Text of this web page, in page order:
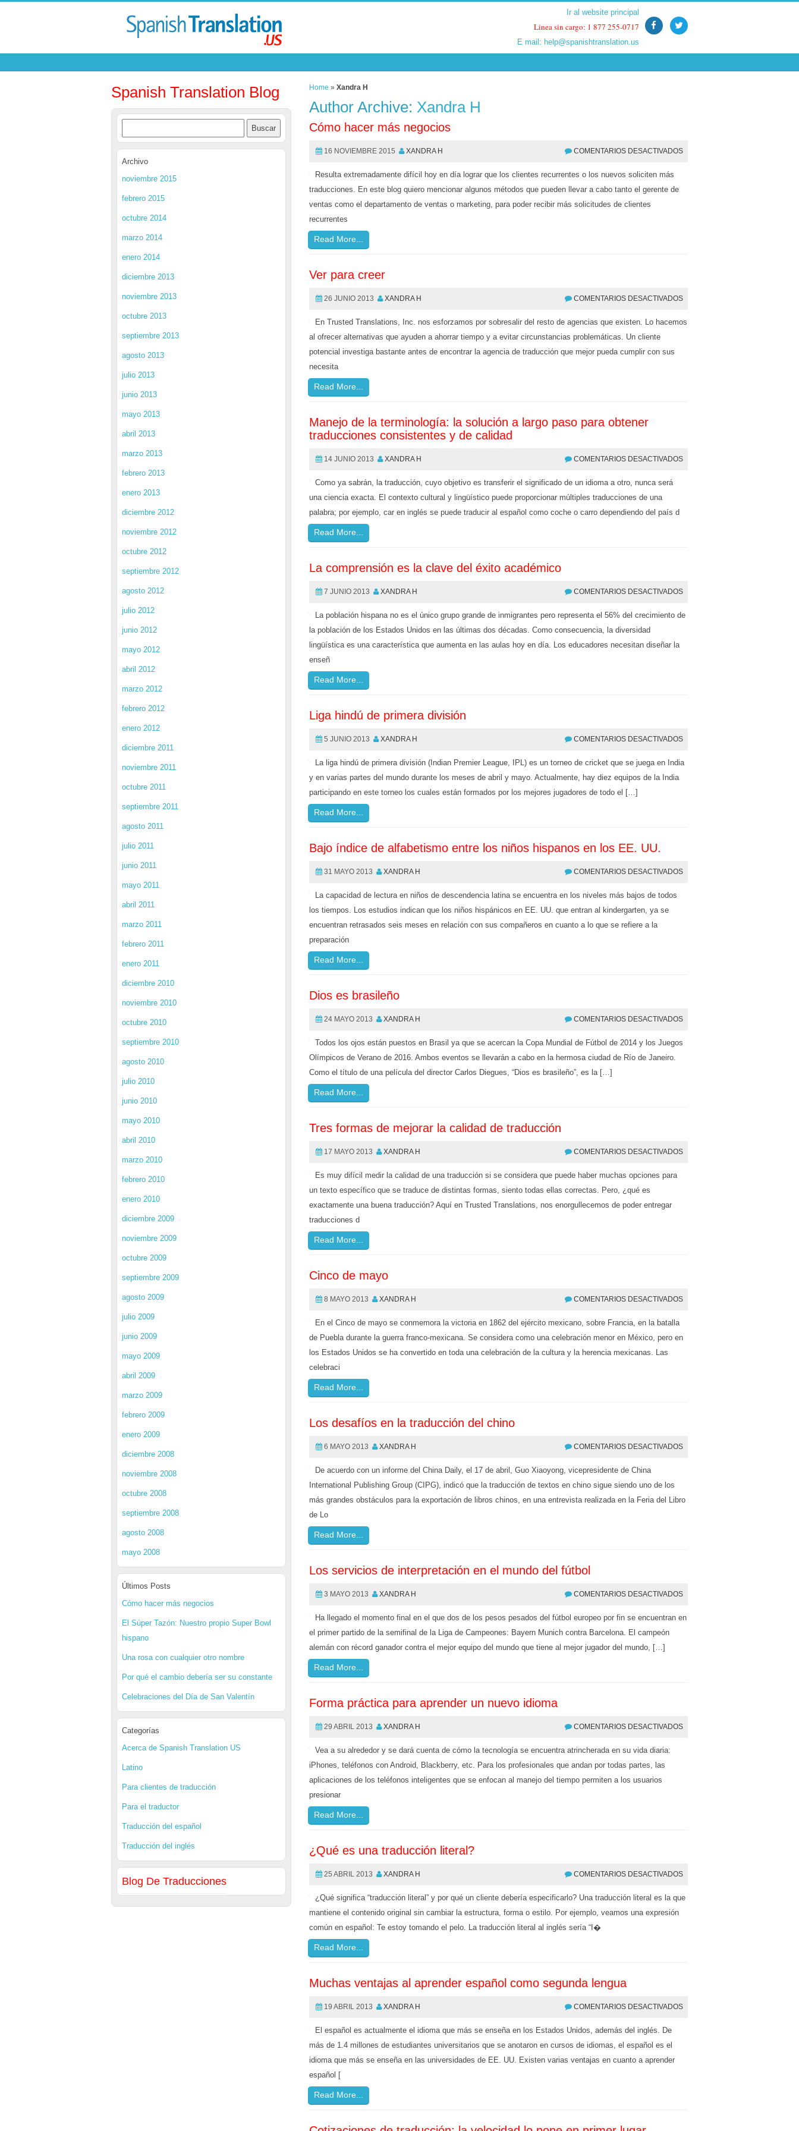
Ir al website principal
Linea sin cargo: 1 877 255-0717
E mail: help@spanishtranslation.us
Ir al website principal
Linea sin cargo: 1 877 255-0717
E mail: help@spanishtranslation.us
Spanish Translation Blog
Archivo
noviembre 2015
febrero 2015
octubre 2014
marzo 2014
enero 2014
diciembre 2013
noviembre 2013
octubre 2013
septiembre 2013
agosto 2013
julio 2013
junio 2013
mayo 2013
abril 2013
marzo 2013
febrero 2013
enero 2013
diciembre 2012
noviembre 2012
octubre 2012
septiembre 2012
agosto 2012
julio 2012
junio 2012
mayo 2012
abril 2012
marzo 2012
febrero 2012
enero 2012
diciembre 2011
noviembre 2011
octubre 2011
septiembre 2011
agosto 2011
julio 2011
junio 2011
mayo 2011
abril 2011
marzo 2011
febrero 2011
enero 2011
diciembre 2010
noviembre 2010
octubre 2010
septiembre 2010
agosto 2010
julio 2010
junio 2010
mayo 2010
abril 2010
marzo 2010
febrero 2010
enero 2010
diciembre 2009
noviembre 2009
octubre 2009
septiembre 2009
agosto 2009
julio 2009
junio 2009
mayo 2009
abril 2009
marzo 2009
febrero 2009
enero 2009
diciembre 2008
noviembre 2008
octubre 2008
septiembre 2008
agosto 2008
mayo 2008
Últimos Posts
Cómo hacer más negocios
El Súper Tazón: Nuestro propio Super Bowl
hispano
Una rosa con cualquier otro nombre
Por qué el cambio debería ser su constante
Celebraciones del Día de San Valentín
Categorías
Acerca de Spanish Translation US
Latino
Para clientes de traducción
Para el traductor
Traducción del español
Traducción del inglés
Blog De Traducciones
Home »Xandra H
Author Archive:Xandra H
Cómo hacer más negocios
16 NOVIEMBRE 2015 XANDRA H COMENTARIOS DESACTIVADOS
Resulta extremadamente difícil hoy en día lograr que los clientes recurrentes o los nuevos soliciten más
traducciones. En este blog quiero mencionar algunos métodos que pueden llevar a cabo tanto el gerente de
ventas como el departamento de ventas o marketing, para poder recibir más solicitudes de clientes
recurrentes
Read More...
Ver para creer
26 JUNIO 2013 XANDRA H COMENTARIOS DESACTIVADOS
En Trusted Translations, Inc. nos esforzamos por sobresalir del resto de agencias que existen. Lo hacemos
al ofrecer alternativas que ayuden a ahorrar tiempo y a evitar circunstancias problemáticas. Un cliente
potencial investiga bastante antes de encontrar la agencia de traducción que mejor pueda cumplir con sus
necesita
Read More...
Manejo de la terminología: la solución a largo paso para obtener
traducciones consistentes y de calidad
14 JUNIO 2013 XANDRA H COMENTARIOS DESACTIVADOS
Como ya sabrán, la traducción, cuyo objetivo es transferir el significado de un idioma a otro, nunca será
una ciencia exacta. El contexto cultural y lingüístico puede proporcionar múltiples traducciones de una
palabra; por ejemplo, car en inglés se puede traducir al español como coche o carro dependiendo del país d
Read More...
La comprensión es la clave del éxito académico
7 JUNIO 2013 XANDRA H COMENTARIOS DESACTIVADOS
La población hispana no es el único grupo grande de inmigrantes pero representa el 56% del crecimiento de
la población de los Estados Unidos en las últimas dos décadas. Como consecuencia, la diversidad
lingüística es una característica que aumenta en las aulas hoy en día. Los educadores necesitan diseñar la
enseñ
Read More...
Liga hindú de primera división
5 JUNIO 2013 XANDRA H COMENTARIOS DESACTIVADOS
La liga hindú de primera división (Indian Premier League, IPL) es un torneo de cricket que se juega en India
y en varias partes del mundo durante los meses de abril y mayo. Actualmente, hay diez equipos de la India
participando en este torneo los cuales están formados por los mejores jugadores de todo el […]
Read More...
Bajo índice de alfabetismo entre los niños hispanos en los EE. UU.
31 MAYO 2013 XANDRA H COMENTARIOS DESACTIVADOS
La capacidad de lectura en niños de descendencia latina se encuentra en los niveles más bajos de todos
los tiempos. Los estudios indican que los niños hispánicos en EE. UU. que entran al kindergarten, ya se
encuentran retrasados seis meses en relación con sus compañeros en cuanto a lo que se refiere a la
preparación
Read More...
Dios es brasileño
24 MAYO 2013 XANDRA H COMENTARIOS DESACTIVADOS
Todos los ojos están puestos en Brasil ya que se acercan la Copa Mundial de Fútbol de 2014 y los Juegos
Olímpicos de Verano de 2016. Ambos eventos se llevarán a cabo en la hermosa ciudad de Río de Janeiro.
Como el título de una película del director Carlos Diegues, “Dios es brasileño”, es la […]
Read More...
Tres formas de mejorar la calidad de traducción
17 MAYO 2013 XANDRA H COMENTARIOS DESACTIVADOS
Es muy difícil medir la calidad de una traducción si se considera que puede haber muchas opciones para
un texto específico que se traduce de distintas formas, siento todas ellas correctas. Pero, ¿qué es
exactamente una buena traducción? Aquí en Trusted Translations, nos enorgullecemos de poder entregar
traducciones d
Read More...
Cinco de mayo
8 MAYO 2013 XANDRA H COMENTARIOS DESACTIVADOS
En el Cinco de mayo se conmemora la victoria en 1862 del ejército mexicano, sobre Francia, en la batalla
de Puebla durante la guerra franco-mexicana. Se considera como una celebración menor en México, pero en
los Estados Unidos se ha convertido en toda una celebración de la cultura y la herencia mexicanas. Las
celebraci
Read More...
Los desafíos en la traducción del chino
6 MAYO 2013 XANDRA H COMENTARIOS DESACTIVADOS
De acuerdo con un informe del China Daily, el 17 de abril, Guo Xiaoyong, vicepresidente de China
International Publishing Group (CIPG), indicó que la traducción de textos en chino sigue siendo uno de los
más grandes obstáculos para la exportación de libros chinos, en una entrevista realizada en la Feria del Libro
de Lo
Read More...
Los servicios de interpretación en el mundo del fútbol
3 MAYO 2013 XANDRA H COMENTARIOS DESACTIVADOS
Ha llegado el momento final en el que dos de los pesos pesados del fútbol europeo por fin se encuentran en
el primer partido de la semifinal de la Liga de Campeones: Bayern Munich contra Barcelona. El campeón
alemán con récord ganador contra el mejor equipo del mundo que tiene al mejor jugador del mundo, […]
Read More...
Forma práctica para aprender un nuevo idioma
29 ABRIL 2013 XANDRA H COMENTARIOS DESACTIVADOS
Vea a su alrededor y se dará cuenta de cómo la tecnología se encuentra atrincherada en su vida diaria:
iPhones, teléfonos con Android, Blackberry, etc. Para los profesionales que andan por todas partes, las
aplicaciones de los teléfonos inteligentes que se enfocan al manejo del tiempo permiten a los usuarios
presionar
Read More...
¿Qué es una traducción literal?
25 ABRIL 2013 XANDRA H COMENTARIOS DESACTIVADOS
¿Qué significa “traducción literal” y por qué un cliente debería especificarlo? Una traducción literal es la que
mantiene el contenido original sin cambiar la estructura, forma o estilo. Por ejemplo, veamos una expresión
común en español: Te estoy tomando el pelo. La traducción literal al inglés sería “I�
Read More...
Muchas ventajas al aprender español como segunda lengua
19 ABRIL 2013 XANDRA H COMENTARIOS DESACTIVADOS
El español es actualmente el idioma que más se enseña en los Estados Unidos, además del inglés. De
más de 1.4 millones de estudiantes universitarios que se anotaron en cursos de idiomas, el español es el
idioma que más se enseña en las universidades de EE. UU. Existen varias ventajas en cuanto a aprender
español [
Read More...